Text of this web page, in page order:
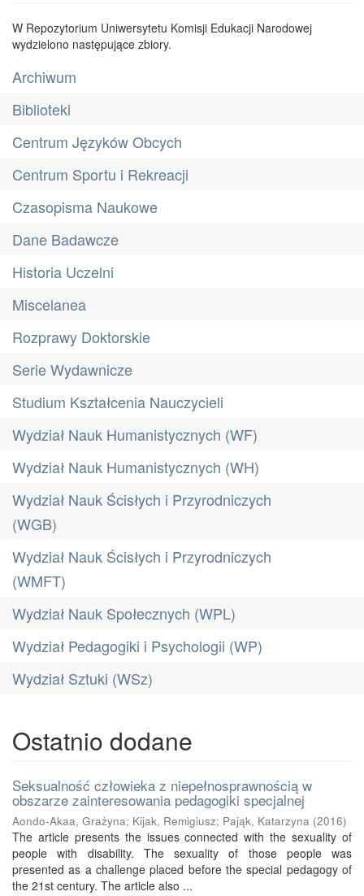
W Repozytorium Uniwersytetu Komisji Edukacji Narodowej
wydzielono następujące zbiory.
Archiwum
Biblioteki
Centrum Języków Obcych
Centrum Sportu i Rekreacji
Czasopisma Naukowe
Dane Badawcze
Historia Uczelni
Miscelanea
Rozprawy Doktorskie
Serie Wydawnicze
Studium Kształcenia Nauczycieli
Wydział Nauk Humanistycznych (WF)
Wydział Nauk Humanistycznych (WH)
Wydział Nauk Ścisłych i Przyrodniczych
(WGB)
Wydział Nauk Ścisłych i Przyrodniczych
(WMFT)
Wydział Nauk Społecznych (WPL)
Wydział Pedagogiki i Psychologii (WP)
Wydział Sztuki (WSz)
Ostatnio dodane
Seksualność człowieka z niepełnosprawnością w
obszarze zainteresowania pedagogiki specjalnej
Aondo-Akaa, Grażyna; Kijak, Remigiusz; Pająk, Katarzyna (2016)
The article presents the issues connected with the sexuality of
people with disability. The sexuality of those people was
presented as a challenge placed before the special pedagogy of
the 21st century. The article also ...